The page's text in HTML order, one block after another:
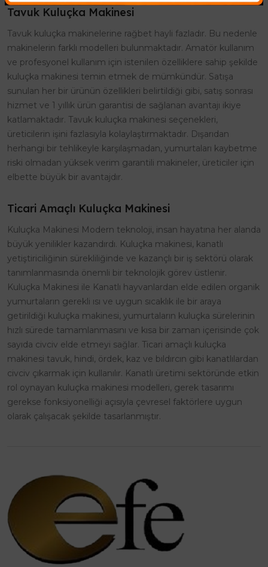
Tavuk Kuluçka Makinesi
Tavuk kuluçka makinelerine rağbet hayli fazladır. Bu nedenle
makinelerin farklı modelleri bulunmaktadır. Amatör kullanım
ve profesyonel kullanım için istenilen özelliklere sahip şekilde
kuluçka makinesi temin etmek de mümkündür. Satışa
sunulan her bir ürünün özellikleri belirtildiği gibi, satış sonrası
hizmet ve 1 yıllık ürün garantisi de sağlanan avantajı ikiye
katlamaktadır. Tavuk kuluçka makinesi seçenekleri,
üreticilerin işini fazlasıyla kolaylaştırmaktadır. Dışarıdan
herhangi bir tehlikeyle karşılaşmadan, yumurtaları kaybetme
riski olmadan yüksek verim garantili makineler, üreticiler için
elbette büyük bir avantajdır.
Ticari Amaçlı Kuluçka Makinesi
Kuluçka Makinesi Modern teknoloji, insan hayatına her alanda
büyük yenilikler kazandırdı. Kuluçka makinesi, kanatlı
yetiştiriciliğinin sürekliliğinde ve kazançlı bir iş sektörü olarak
tanımlanmasında önemli bir teknolojik görev üstlenir.
Kuluçka Makinesi ile Kanatlı hayvanlardan elde edilen organik
yumurtaların gerekli ısı ve uygun sıcaklık ile bir araya
getirildiği kuluçka makinesi, yumurtaların kuluçka sürelerinin
hızlı sürede tamamlanmasını ve kısa bir zaman içerisinde çok
sayıda civciv elde etmeyi sağlar. Ticari amaçlı kuluçka
makinesi tavuk, hindi, ördek, kaz ve bıldırcın gibi kanatlılardan
civciv çıkarmak için kullanılır. Kanatlı üretimi sektöründe etkin
rol oynayan kuluçka makinesi modelleri, gerek tasarımı
gerekse fonksiyonelliği açısıyla çevresel faktörlere uygun
olarak çalışacak şekilde tasarlanmıştır.